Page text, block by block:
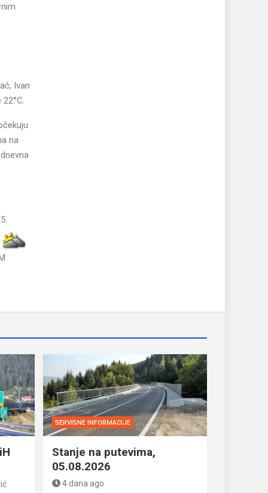
Ivan
na
SERVISNE INFORMACIJE
Stanje na putevima,
05.08.2026
4 dana ago